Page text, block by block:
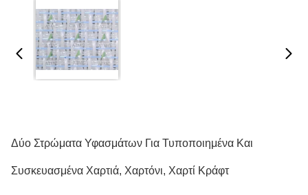
Δύο Στρώματα Υφασμάτων Για Τυποποιημένα Και
Συσκευασμένα Χαρτιά, Χαρτόνι, Χαρτί Κράφτ